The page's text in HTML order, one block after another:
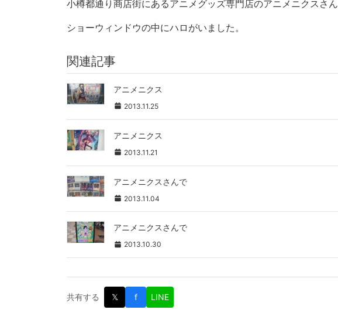
小樽都通り商店街にあるアニメグッズ専門店のアニメニクスさん
ショーウィンドウの中にハロがいました。
関連記事
アニメニクス
2013.11.25
アニメニクス
2013.11.21
アニメニクスさんで
2013.11.04
アニメニクスさんで
2013.10.30
共有する 𝕏 f LINE